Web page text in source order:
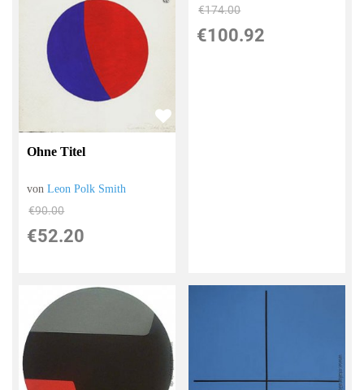
Ohne Titel
vonLeon Polk Smith
€90.00
€52.20
€174.00
€100.92